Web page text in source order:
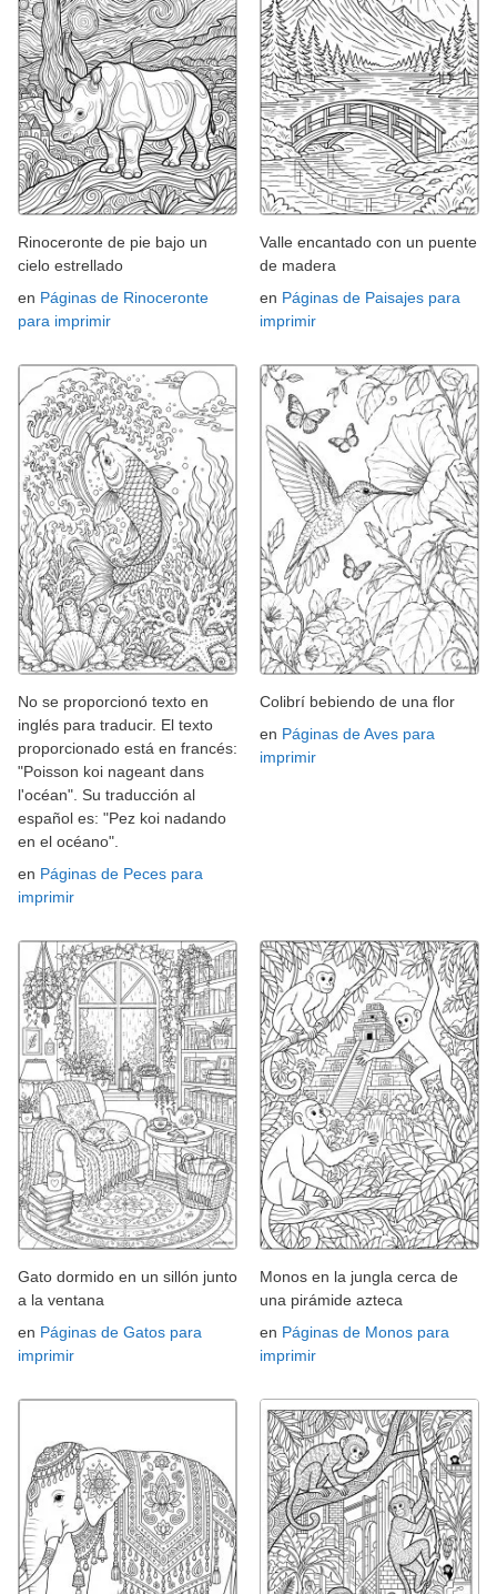
Rinoceronte de pie bajo un
cielo estrellado
en Páginas de Rinoceronte
para imprimir
Valle encantado con un puente
de madera
en Páginas de Paisajes para
imprimir
No se proporcionó texto en
inglés para traducir. El texto
proporcionado está en francés:
"Poisson koi nageant dans
l'océan". Su traducción al
español es: "Pez koi nadando
en el océano".
en Páginas de Peces para
imprimir
Colibrí bebiendo de una flor
en Páginas de Aves para
imprimir
Gato dormido en un sillón junto
a la ventana
en Páginas de Gatos para
imprimir
Monos en la jungla cerca de
una pirámide azteca
en Páginas de Monos para
imprimir